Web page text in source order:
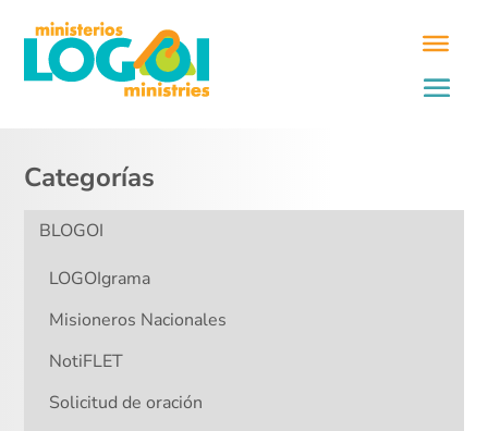
Categorías
BLOGOI
LOGOIgrama
Misioneros Nacionales
NotiFLET
Solicitud de oración